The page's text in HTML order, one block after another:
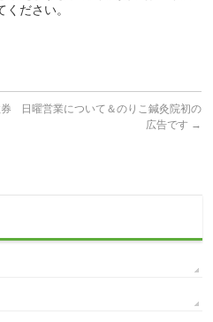
ださい。
日曜営業について＆のりこ鍼灸院初の
広告です →